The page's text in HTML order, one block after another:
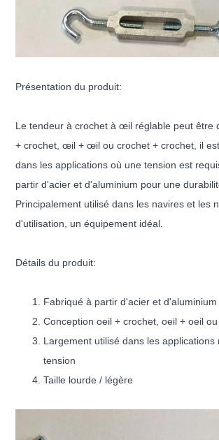
Présentation du produit:
Le tendeur à crochet à œil réglable peut être
+ crochet, œil + œil ou crochet + crochet, il
dans les applications où une tension est
partir d'acier et d'aluminium pour une
Principalement utilisé dans les navires et les
d'utilisation, un équipement idéal.
Détails du produit:
Fabriqué à partir d'acier et d'aluminium
Conception oeil + crochet, oeil + oeil
Largement utilisé dans les applications
tension
Taille lourde / légère